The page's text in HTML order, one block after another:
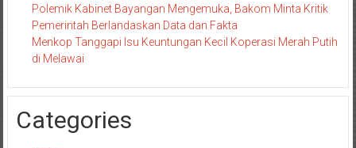
Polemik Kabinet Bayangan Mengemuka, Bakom Minta Kritik
Pemerintah Berlandaskan Data dan Fakta
Menkop Tanggapi Isu Keuntungan Kecil Koperasi Merah Putih
di Melawai
Categories